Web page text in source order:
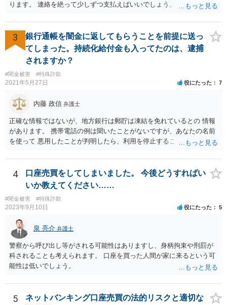
ります。 連絡を絶って少しずつ支払えばいいでしょう。
3
銀行通帳を闇金に返してもらうことを前提に送っ
てしまった。持続化給付金も入ってたのは、逮捕
されますか？
#闇金被害 #特殊詐欺
2021年5月27日 役にたった 7
内藤 政信 弁護士
正確な情報ではないが、地方銀行は郵貯は凍結を免れているとの 情報
があります。 携帯電話の例は聞いたことがないですが、あなたの名前
を使って 悪用したことが判明したら、利用を停止することもあるでし
4
口座売買をしてしまいました。 今後どうすればい
いか教えてください……
#闇金被害 #特殊詐欺
2023年9月10日 役にたった 5
泉 亮介 弁護士
警察から呼び出し等がされる可能性はありますし、身柄拘束や刑罰が
科されることも考えられます。 口座を買った人間が家に来るという可
能性は低いでしょう。
5
ネットバンキング口座売買の法的リスクと適切な